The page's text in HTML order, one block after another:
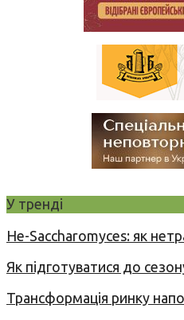
У тренді
Не-Saccharomyces: як
Як підготуватися до
Трансформація ринку